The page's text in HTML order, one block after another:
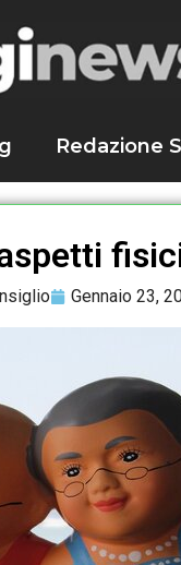
Redazione
Gennaio 23,